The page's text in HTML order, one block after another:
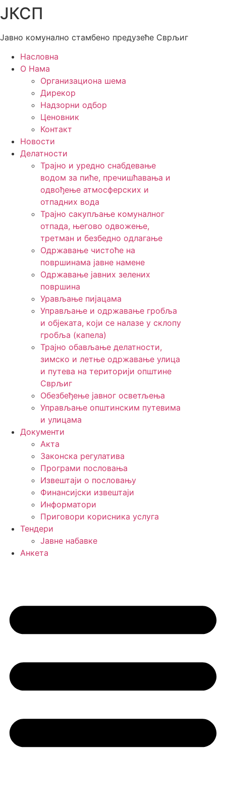
Скочите
на
садржај
ЈКСП
Јавно комунално стамбено предузеће Сврљиг
Насловна
О Нама
Организациона шема
Дирекор
Надзорни одбор
Ценовник
Контакт
Новости
Делатности
Трајно и уредно снабдевање
водом за пиће, пречишћавања и
одвођење атмосферских и
отпадних вода
Трајно сакупљање комуналног
отпада, његово одвожење,
третман и безбедно одлагање
Одржавање чистоће на
површинама јавне намене
Одржавање јавних зелених
површина
Урављање пијацама
Управљање и одржавање гробља
и објеката, који се налазе у склопу
гробља (капела)
Трајно обављање делатности,
зимско и летње одржавање улица
и путева на територији општине
Сврљиг
Обезбеђење јавног осветљења
Управљање општинским путевима
и улицама
Документи
Акта
Законска регулатива
Програми пословања
Извештаји о пословању
Финансијски извештаји
Информатори
Приговори корисника услуга
Тендери
Јавне набавке
Анкета